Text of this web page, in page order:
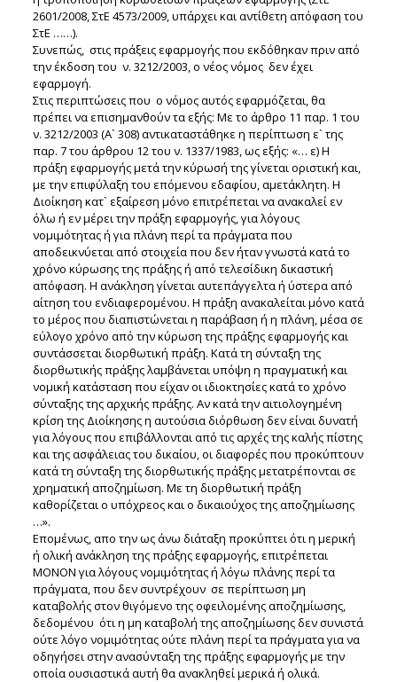
2601/2008, ΣτΕ 4573/2009, υπάρχει και αντίθετη απόφαση του
ΣτΕ ……).
Συνεπώς, στις πράξεις εφαρμογής που εκδόθηκαν πριν από
την έκδοση του ν. 3212/2003, ο νέος νόμος δεν έχει
εφαρμογή.
Στις περιπτώσεις που ο νόμος αυτός εφαρμόζεται, θα
πρέπει να επισημανθούν τα εξής: Με το άρθρο 11 παρ. 1 του
ν. 3212/2003 (Α` 308) αντικαταστάθηκε η περίπτωση ε` της
παρ. 7 του άρθρου 12 του ν. 1337/1983, ως εξής: «… ε) Η
πράξη εφαρμογής μετά την κύρωσή της γίνεται οριστική και,
με την επιφύλαξη του επόμενου εδαφίου, αμετάκλητη. Η
Διοίκηση κατ` εξαίρεση μόνο επιτρέπεται να ανακαλεί εν
όλω ή εν μέρει την πράξη εφαρμογής, για λόγους
νομιμότητας ή για πλάνη περί τα πράγματα που
αποδεικνύεται από στοιχεία που δεν ήταν γνωστά κατά το
χρόνο κύρωσης της πράξης ή από τελεσίδικη δικαστική
απόφαση. Η ανάκληση γίνεται αυτεπάγγελτα ή ύστερα από
αίτηση του ενδιαφερομένου. Η πράξη ανακαλείται μόνο κατά
το μέρος που διαπιστώνεται η παράβαση ή η πλάνη, μέσα σε
εύλογο χρόνο από την κύρωση της πράξης εφαρμογής και
συντάσσεται διορθωτική πράξη. Κατά τη σύνταξη της
διορθωτικής πράξης λαμβάνεται υπόψη η πραγματική και
νομική κατάσταση που είχαν οι ιδιοκτησίες κατά το χρόνο
σύνταξης της αρχικής πράξης. Αν κατά την αιτιολογημένη
κρίση της Διοίκησης η αυτούσια διόρθωση δεν είναι δυνατή
για λόγους που επιβάλλονται από τις αρχές της καλής πίστης
και της ασφάλειας του δικαίου, οι διαφορές που προκύπτουν
κατά τη σύνταξη της διορθωτικής πράξης μετατρέπονται σε
χρηματική αποζημίωση. Με τη διορθωτική πράξη
καθορίζεται ο υπόχρεος και ο δικαιούχος της αποζημίωσης
…».
Επομένως, απο την ως άνω διάταξη προκύπτει ότι η μερική
ή ολική ανάκληση της πράξης εφαρμογής, επιτρέπεται
ΜΟΝΟΝ για λόγους νομιμότητας ή λόγω πλάνης περί τα
πράγματα, που δεν συντρέχουν σε περίπτωση μη
καταβολής στον θιγόμενο της οφειλομένης αποζημίωσης,
δεδομένου ότι η μη καταβολή της αποζημίωσης δεν συνιστά
ούτε λόγο νομιμότητας ούτε πλάνη περί τα πράγματα για να
οδηγήσει στην ανασύνταξη της πράξης εφαρμογής με την
οποία ουσιαστικά αυτή θα ανακληθεί μερικά ή ολικά.